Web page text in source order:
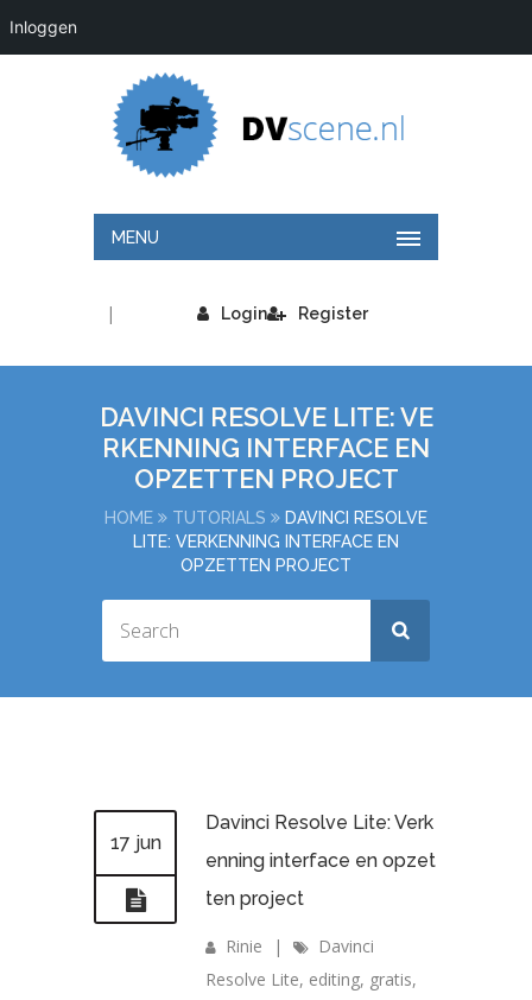
Inloggen
MENU
Login
| Register
DAVINCI RESOLVE LITE: VE
RKENNING INTERFACE EN
OPZETTEN PROJECT
HOME TUTORIALS
DAVINCI RESOLVE
LITE: VERKENNING INTERFACE EN
OPZETTEN PROJECT
17 jun
Davinci Resolve Lite: Verk
enning interface en opzet
ten project
Rinie |
Davinci
Resolve Lite, editing, gratis,